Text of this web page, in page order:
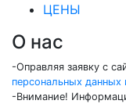
ЦЕНЫ
О нас
-Оправляя заявку с
персональных
-Внимание!